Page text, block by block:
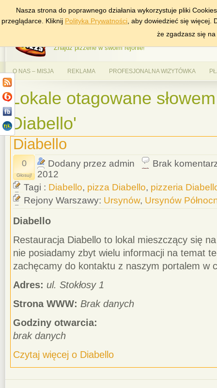
DODAJ NAS DO ULUBIONYCH ZNAJDŹ
AlePizza.com –
Znajdź pizzerie w swoim rejonie!
O NAS – MISJA REKLAMA PROFESJONALNA WIZYTÓWKA
Lokale otagowane
Diabello'
Diabello
0
Głosuj!
Dodany przez admin
Brak
2012
Tagi : Diabello, pizza Diabello, pizzeria
Rejony Warszawy: Ursynów, Ursynów
Diabello
Restauracja Diabello to lokal mieszczący się
nie posiadamy zbyt wielu informacji na temat
zachęcamy do kontaktu z naszym portalem w
Adres: ul. Stokłosy 1
Strona WWW: Brak danych
Godziny otwarcia:
brak danych
Czytaj więcej o Diabello
Nasza strona do poprawnego działania wykorzystuje pliki
przeglądarce. Kliknij Polityka Prywatności , aby dowiedzieć się
że zgadzasz się